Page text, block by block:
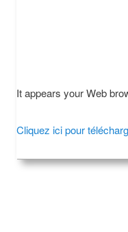
It appears your Web
Cliquez ici pour